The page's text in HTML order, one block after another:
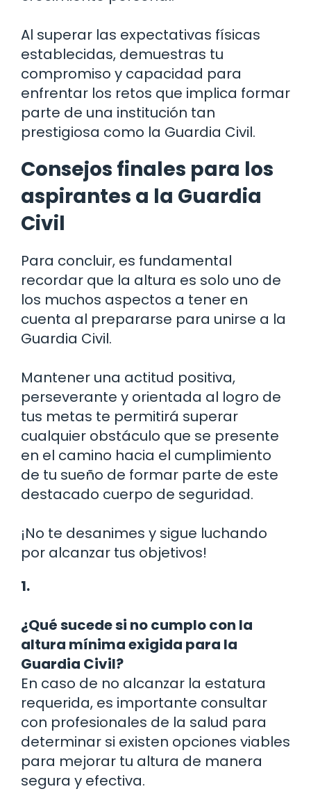
Al superar las expectativas físicas
establecidas, demuestras tu
compromiso y capacidad para
enfrentar los retos que implica formar
parte de una institución tan
prestigiosa como la Guardia Civil.
Consejos finales para los
aspirantes a la Guardia
Civil
Para concluir, es fundamental
recordar que la altura es solo uno de
los muchos aspectos a tener en
cuenta al prepararse para unirse a la
Guardia Civil.
Mantener una actitud positiva,
perseverante y orientada al logro de
tus metas te permitirá superar
cualquier obstáculo que se presente
en el camino hacia el cumplimiento
de tu sueño de formar parte de este
destacado cuerpo de seguridad.
¡No te desanimes y sigue luchando
por alcanzar tus objetivos!
1.
¿Qué sucede si no cumplo con la
altura mínima exigida para la
Guardia Civil?
En caso de no alcanzar la estatura
requerida, es importante consultar
con profesionales de la salud para
determinar si existen opciones viables
para mejorar tu altura de manera
segura y efectiva.